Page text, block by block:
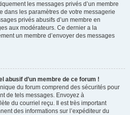
les messages privés d’un membre
dans les paramètres de votre messagerie
privés abusifs d’un membre en
aux modérateurs. Ce dernier a la
un membre d’envoyer des messages
abusif d’un membre de ce forum !
du forum comprend des sécurités pour
de tels messages. Envoyez à
du courriel reçu. Il est très important
des informations sur l’expéditeur du